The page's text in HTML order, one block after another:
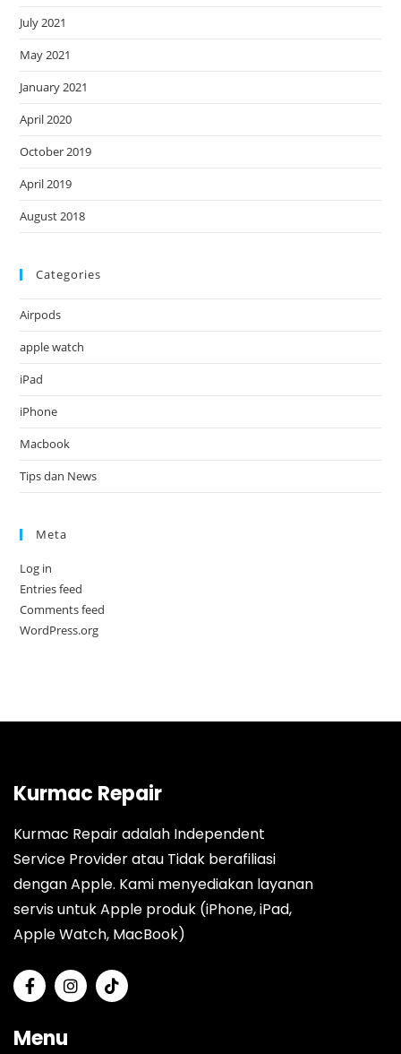
July 2021
May 2021
January 2021
April 2020
October 2019
April 2019
August 2018
Categories
Airpods
apple watch
iPad
iPhone
Macbook
Tips dan News
Meta
Log in
Entries feed
Comments feed
WordPress.org
Kurmac Repair
Kurmac Repair adalah Independent
Service Provider atau Tidak berafiliasi
dengan Apple. Kami menyediakan layanan
servis untuk Apple produk (iPhone, iPad,
Apple Watch, MacBook)
Menu